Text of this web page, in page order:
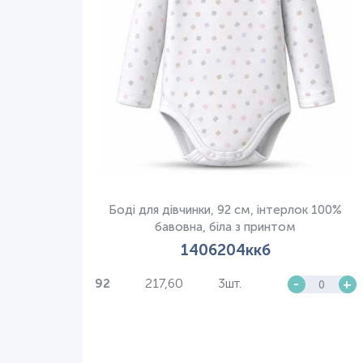
Боді для дівчинки, 92 см, інтерлок 100%
бавовна, біла з принтом
1406204ккб
92 217,60 3шт. - +